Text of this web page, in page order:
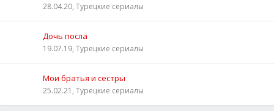
28.04.20, Турецкие сериалы
Дочь посла
19.07.19, Турецкие сериалы
Мои братья и сестры
25.02.21, Турецкие сериалы